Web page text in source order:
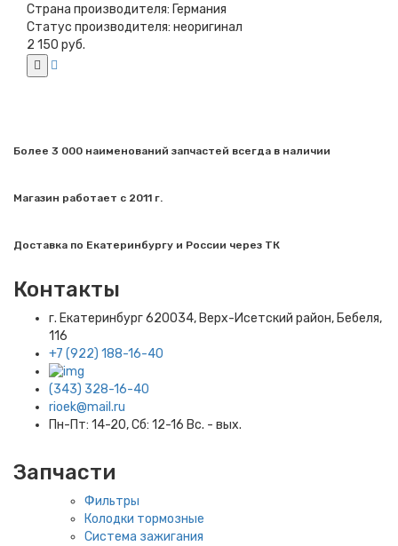
Страна производителя: Германия
Статус производителя: неоригинал
2 150 руб.
Более 3 000 наименований запчастей всегда в наличии
Магазин работает с 2011 г.
Доставка по Екатеринбургу и России через ТК
Контакты
г. Екатеринбург​ 620034, Верх-Исетский район, Бебеля,
116
+7 (922) 188-16-40
(343) 328-16-40
rioek@mail.ru
Пн-Пт: 14-20, Сб: 12-16 Вс. - вых.
Запчасти
Фильтры
Колодки тормозные
Система зажигания